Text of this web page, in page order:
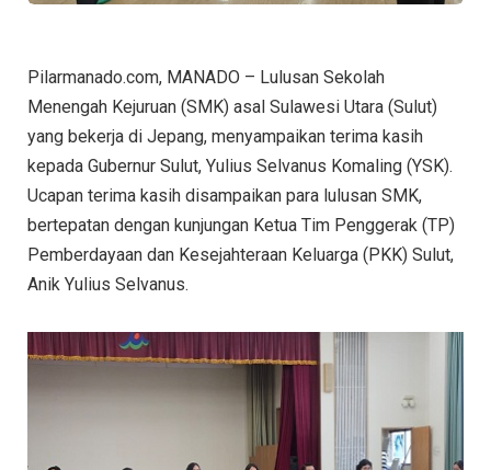
Pilarmanado.com, MANADO – Lulusan Sekolah
Menengah Kejuruan (SMK) asal Sulawesi Utara (Sulut)
yang bekerja di Jepang, menyampaikan terima kasih
kepada Gubernur Sulut, Yulius Selvanus Komaling (YSK).
Ucapan terima kasih disampaikan para lulusan SMK,
bertepatan dengan kunjungan Ketua Tim Penggerak (TP)
Pemberdayaan dan Kesejahteraan Keluarga (PKK) Sulut,
Anik Yulius Selvanus.